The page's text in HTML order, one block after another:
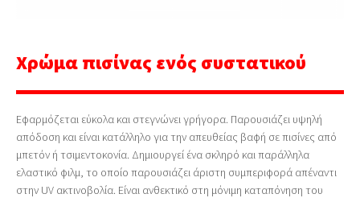
Χρώμα πισίνας ενός συστατικού
Εφαρμόζεται εύκολα και στεγνώνει γρήγορα. Παρουσιάζει υψηλή
απόδοση και είναι κατάλληλο για την απευθείας βαφή σε πισίνες από
μπετόν ή τσιμεντοκονία. Δημιουργεί ένα σκληρό και παράλληλα
ελαστικό φιλμ, το οποίο παρουσιάζει άριστη συμπεριφορά απέναντι
στην UV ακτινοβολία. Είναι ανθεκτικό στη μόνιμη καταπόνηση του